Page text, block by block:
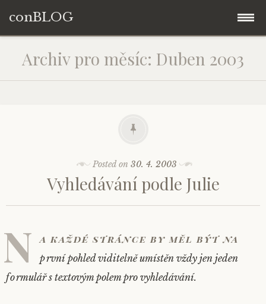
conBLOG
Skip
content
Archiv pro měsíc: Duben 2003
Posted on30. 4. 2003
Vyhledávání podle Julie
N a každé stránce by měl být na
první pohled viditelně umístěn vždy jen jeden
formulář s textovým polem pro vyhledávání.